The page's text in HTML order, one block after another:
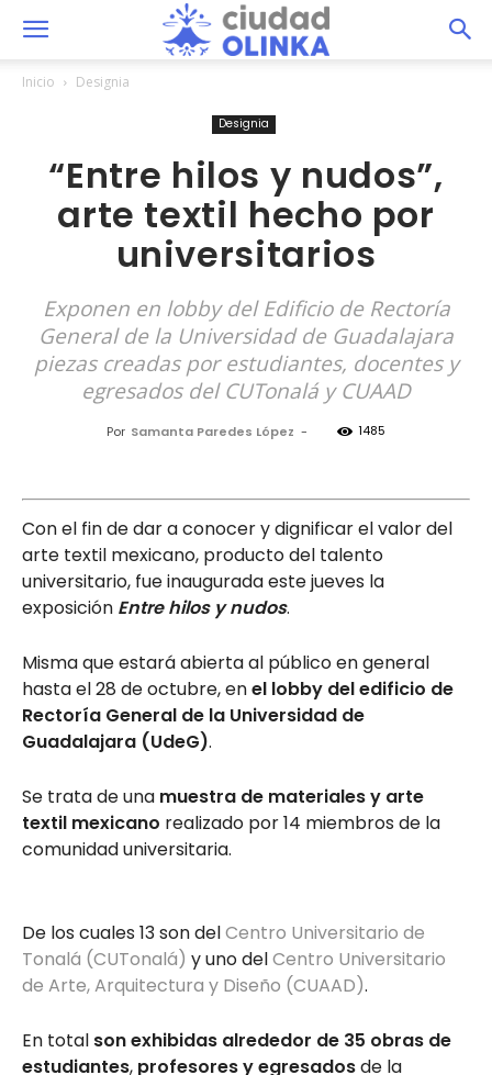
Inicio Designia
Designia
“Entre hilos y nudos”,
arte textil hecho por
universitarios
Exponen en lobby del Edificio de Rectoría
General de la Universidad de Guadalajara
piezas creadas por estudiantes, docentes y
egresados del CUTonalá y CUAAD
Por Samanta Paredes López - 1485
Con el fin de dar a conocer y dignificar el valor del
arte textil mexicano, producto del talento
universitario, fue inaugurada este jueves la
exposición Entre hilos y nudos.
Misma que estará abierta al público en general
hasta el 28 de octubre, enel lobby del edificio de
Rectoría General de la Universidad de
Guadalajara (UdeG).
Se trata de una muestra de materiales y arte
textil mexicano realizado por 14 miembros de la
comunidad universitaria.
De los cuales 13 son delCentro Universitario de
Tonalá (CUTonalá) y uno delCentro Universitario
de Arte, Arquitectura y Diseño (CUAAD).
En total son exhibidas alrededor de 35 obras de
estudiantes, profesores y egresadosde la